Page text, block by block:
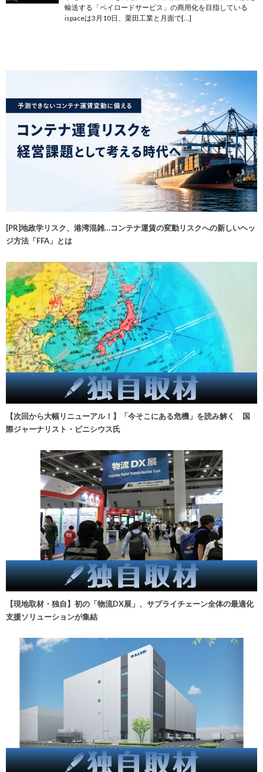
輸送する「ペイロードサービス」の商用化を目指している
ispaceは3月10日、栗田工業と月面で[…]
[PR]地政学リスク、港湾混雑…コンテナ運賃の変動リスクへの新しいヘッ
ジ方法「FFA」とは
【次回から大幅リニューアル！】「今そこにある危機」を読み解く 国
際ジャーナリスト・ビニシウス氏
【現地取材・独自】初の「物流DX展」、サプライチェーン全体の最適化
支援ソリューションが集結